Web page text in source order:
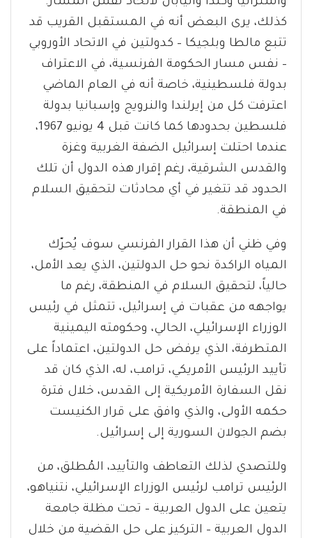
كذلك، يرى البعض أنه في المستقبل القريب قد
تتبع مالطا وبلجيكا – كدولتين في الاتحاد الأوروبي
– نفس مسار الحكومة الفرنسية، في الاعتراف
بدولة فلسطينية، خاصة أنه في العام الماضي
اعترفت كل من إيرلندا والنرويج وإسبانيا بدولة
فلسطين بحدودها كما كانت قبل 4 يونيو 1967،
عندما احتلت إسرائيل الضفة الغربية وغزة
والقدس الشرقية، رغم إقرار هذه الدول أن تلك
الحدود قد تتغير في أي محادثات لتحقيق السلام
في المنطقة.
وفي ظني أن هذا القرار الفرنسي سوف يُحرّك
المياه الراكدة نحو حل الدولتين، الذي يعد الأمل،
حالياً، لتحقيق السلام في المنطقة، رغم ما
يواجهه من عقبات في إسرائيل، تتمثل في رئيس
الوزراء الإسرائيلي، الحالي، وحكومته اليمينية
المتطرفة، الذي يرفض حل الدولتين، اعتماداً على
تأييد الرئيس الأمريكي، ترامب، له، الذي كان قد
نقل السفارة الأمريكية إلى القدس، خلال فترة
حكمه الأولى، والذي وافق على قرار الكنيست
بضم الجولان السورية إلى إسرائيل.
وللتصدي لذلك التعاطف والتأييد، المُطلق، من
الرئيس ترامب لرئيس الوزراء الإسرائيلي، نتنياهو،
يتعين على الدول العربية – تحت مظلة جامعة
الدول العربية – التركيز على حل القضية من خلال